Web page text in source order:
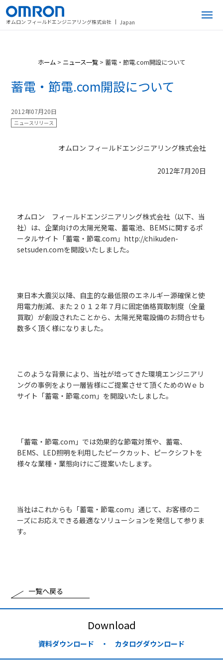
オムロン フィールドエンジニアリング株式会社 Japan
ホーム > ニュース一覧 > 蓄電・節電.com開設について
蓄電・節電.com開設について
2012年07月20日
ニュースリリース
オムロン フィールドエンジニアリング株式会社
2012年7月20日
オムロン フィールドエンジニアリング株式会社（以下、当
社）は、企業向けの太陽光発電、蓄電池、BEMSに関するポ
ータルサイト「蓄電・節電.com」http://chikuden-
setsuden.comを開設いたしました。
東日本大震災以降、自主的な最低限のエネルギー源確保と使
用電力削減、また２０１２年７月に固定価格買取制度（全量
買取）が創設されたことから、太陽光発電設備のお問合せも
数多く頂く様になりました。
このような背景により、当社が培ってきた環境エンジニアリ
ングの事例をより一層皆様にご提案させて頂くためのＷｅｂ
サイト「蓄電・節電.com」を開設いたしました。
「蓄電・節電.com」では効果的な節電対策や、蓄電、
BEMS、LED照明を利用したピークカット、ピークシフトを
様々な業種・業態向けにご提案いたします。
当社はこれからも「蓄電・節電.com」通じて、お客様のニ
ーズにお応えできる最適なソリューションを発信して参りま
す。
一覧へ戻る
Download
資料ダウンロード ・ カタログダウンロード